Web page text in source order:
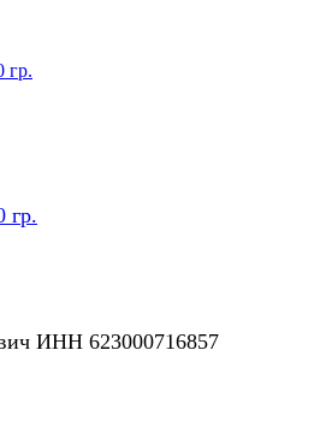
ИНН 623000716857